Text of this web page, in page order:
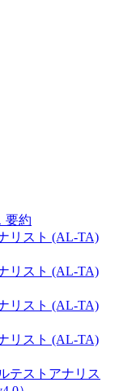
要約
リスト (AL-TA)
リスト (AL-TA)
リスト (AL-TA)
リスト (AL-TA)
テストアナリス